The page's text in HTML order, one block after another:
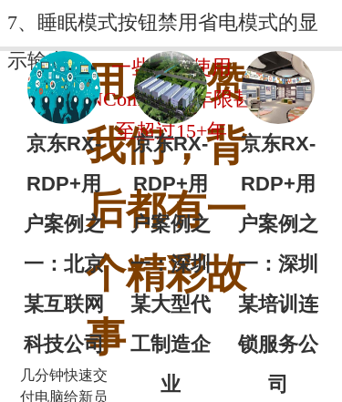
7、睡眠模式按钮禁用省电模式的显
示输出
用户点赞
我们，背
后都有一
个精彩故
事
一些用户使用
NComputing年限甚
至超过15+年
京东RX-
RDP+用
户案例之
一：北京
某互联网
科技公司
几分钟快速交
付电脑给新员
京东RX-
RDP+用
户案例之
一：深圳
某大型代
工制造企
业
京东RX-
RDP+用
户案例之
一：深圳
某培训连
锁服务公
司